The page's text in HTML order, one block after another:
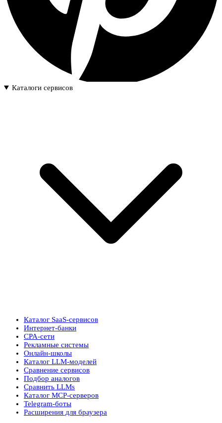
Каталоги сервисов
Каталог SaaS-сервисов
Интернет-банки
CPA-сети
Рекламные системы
Онлайн-школы
Каталог LLM-моделей
Сравнение сервисов
Подбор аналогов
Сравнить LLMs
Каталог MCP-серверов
Telegram-боты
Расширения для браузера